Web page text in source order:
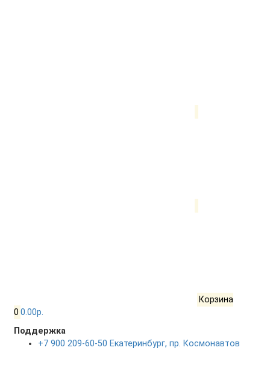
Корзина
0 0.00р.
Поддержка
+7 900 209-60-50 Екатеринбург, пр. Космонавтов